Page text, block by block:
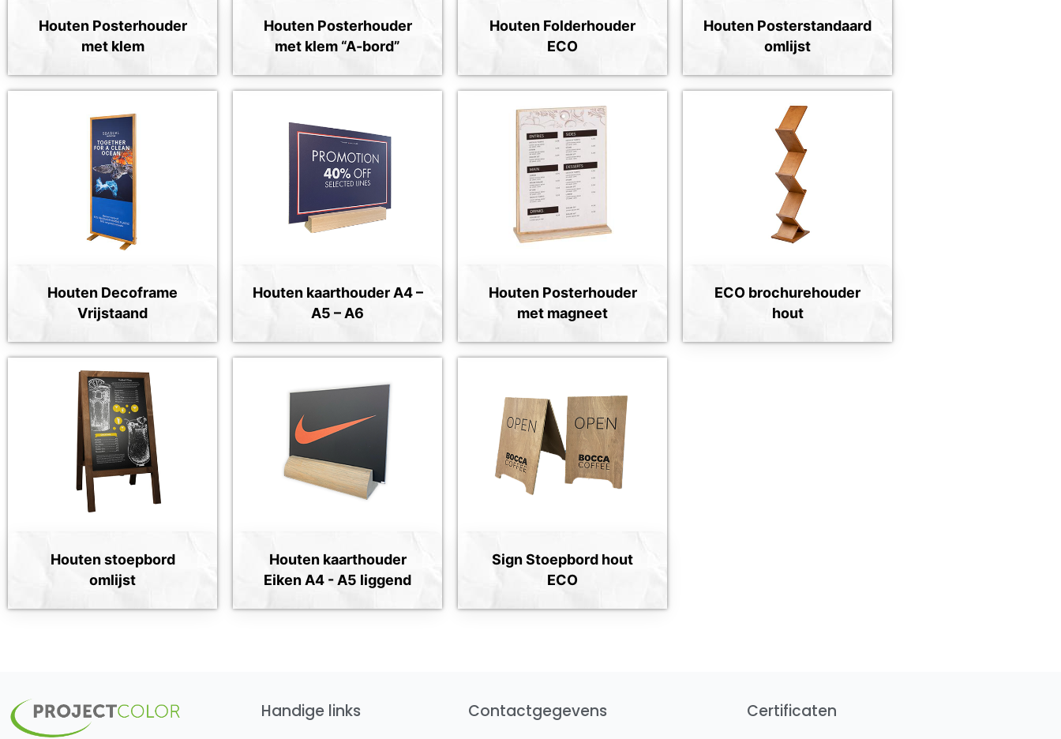
Houten Posterhouder
met klem
Houten Posterhouder
met klem “A-bord”
Houten Folderhouder
ECO
Houten Posterstandaard
omlijst
Houten Decoframe
Vrijstaand
Houten kaarthouder A4 –
A5 – A6
Houten Posterhouder
met magneet
ECO brochurehouder
hout
Houten stoepbord
omlijst
Houten kaarthouder
Eiken A4 - A5 liggend
Sign Stoepbord hout
ECO
Handige links Contactgegevens Certificaten